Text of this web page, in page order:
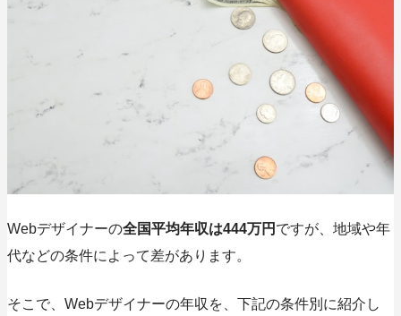
Webデザイナーの全国平均年収は444万円 ですが、地域や年
代などの条件によって差があります。
そこで、Webデザイナーの年収を、下記の条件別に紹介 し